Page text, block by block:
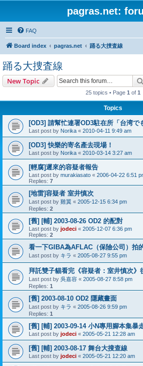
pagras.net:
FAQ
Board index pagras.net 踊る大捜査線
踊る大捜査線
New Topic
25 topics • Page 1 of 1
Topics
[OD3] 請幫忙連署OD3駐在所「台湾で
Last post by Norika « 2010-04-11 9:49 am
[OD3] 快樂的寄名產去現場！
Last post by Norika « 2010-03-14 3:27 am
[輕腐]遲來的容疑者報告
Last post by murakiasato « 2006-04-22 6:51
Replies: 7
[地雷]容疑者 室井慎次
Last post by 雞翼 « 2005-12-15 6:34 pm
Replies: 2
[舊] [輔] 2003-08-26 OD2 的配對
Last post by jodeci « 2005-12-07 6:36 pm
Replies: 2
看一下GIBA為AFLAC（保險公司）拍
Last post by キラ « 2005-08-27 9:55 pm
拜託雙子貓看完《容疑者：室井慎次》
Last post by 吳嘉容 « 2005-08-27 8:58 pm
Replies: 1
[舊] 2003-08-10 OD2 隱藏畫面
Last post by キラ « 2005-08-26 9:59 pm
Replies: 1
[舊] [輔] 2003-09-14 小N專用腳本集暴
Last post by jodeci « 2005-05-21 12:28 am
[舊] [輔] 2003-08-17 舞台大搜查線
Last post by jodeci « 2005-05-21 12:20 am